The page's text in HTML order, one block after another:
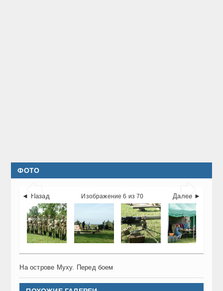
ФОТО
 
◄ Назад Далее ►
Изображение 6 из 70
На острове Муху. Перед боем